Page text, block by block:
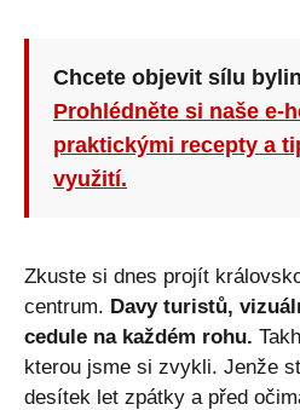
Chcete objevit sílu
Prohlédněte si naše e-
praktickými recepty a
využití.
Zkuste si dnes projít
centrum. Davy turistů,
cedule na každém rohu.
kterou jsme si zvykli. Jenže
desítek let zpátky a před